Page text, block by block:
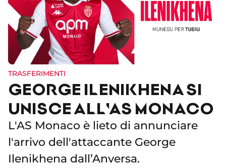
TRASFERIMENTI
GEORGE ILENIKHENA SI
UNISCE ALL'AS MONACO
L'AS Monaco è lieto di annunciare
l'arrivo dell'attaccante George
Ilenikhena dall’Anversa.